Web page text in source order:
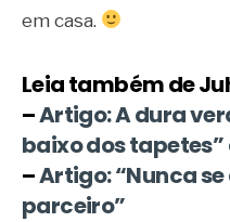
em casa.
Leia também de
–Artigo: A dura
baixo dos tapetes”
–Artigo: “Nunca
parceiro”